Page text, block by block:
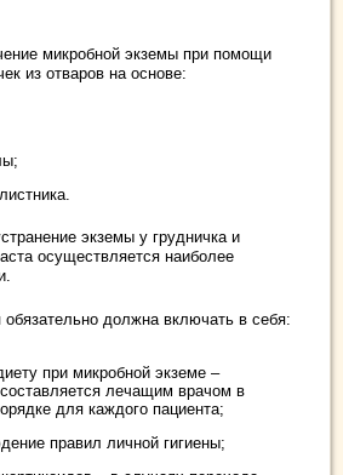
микробной экземы при помощи
из отваров на основе:
экземы у грудничка и
осуществляется наиболее
обязательно должна включать в себя:
при микробной экземе –
лечащим врачом в
для каждого пациента;
правил личной гигиены;